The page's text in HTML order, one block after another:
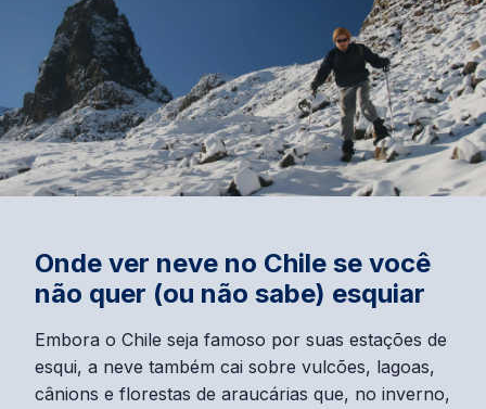
Onde ver neve no Chile se você
não quer (ou não sabe) esquiar
Embora o Chile seja famoso por suas estações de
esqui, a neve também cai sobre vulcões, lagoas,
cânions e florestas de araucárias que, no inverno,